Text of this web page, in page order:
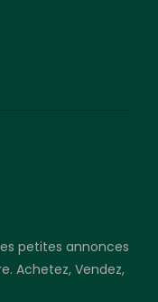
petites annonces
Achetez, Vendez,